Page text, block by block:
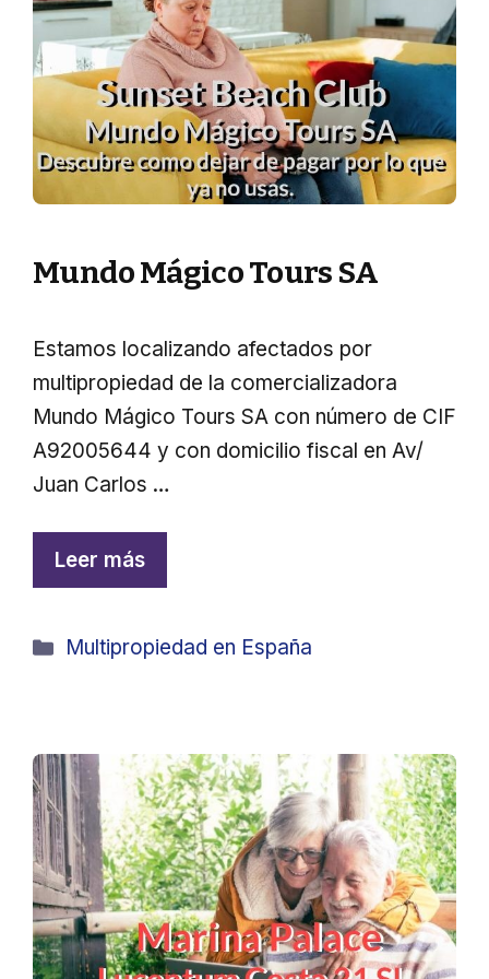
Mundo Mágico Tours SA
Estamos localizando afectados por
multipropiedad de la comercializadora
Mundo Mágico Tours SA con número de CIF
A92005644 y con domicilio fiscal en Av/
Juan Carlos …
Leer más
Categorías
Multipropiedad en España